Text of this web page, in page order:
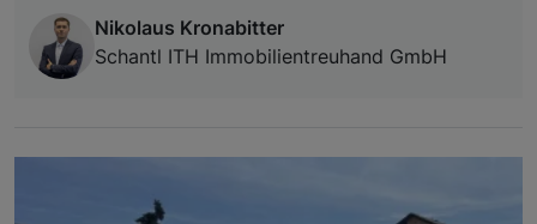
Nikolaus Kronabitter
Schantl ITH Immobilientreuhand GmbH